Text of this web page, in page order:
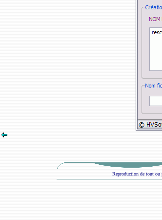
Reproduction de tout ou